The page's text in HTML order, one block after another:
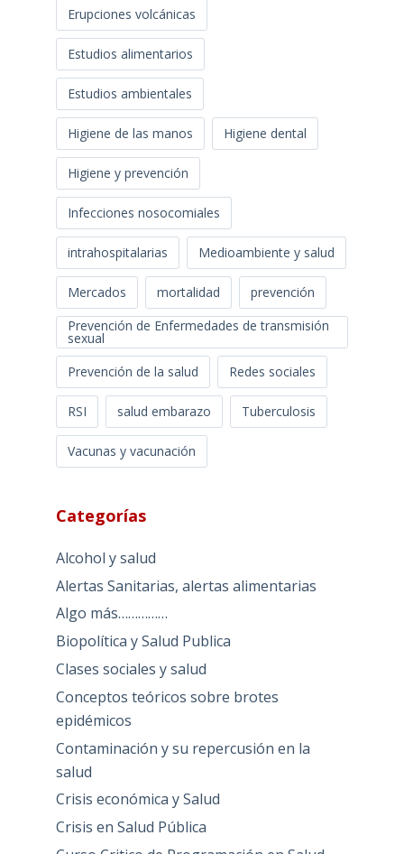
Erupciones volcánicas
Estudios alimentarios
Estudios ambientales
Higiene de las manos Higiene dental
Higiene y prevención
Infecciones nosocomiales
intrahospitalarias Medioambiente y salud
Mercados mortalidad
prevención
Prevención de Enfermedades de transmisión
sexual
Prevención de la salud
Redes sociales
RSI salud embarazo Tuberculosis
Vacunas y vacunación
Categorías
Alcohol y salud
Alertas Sanitarias, alertas alimentarias
Algo más……………
Biopolítica y Salud Publica
Clases sociales y salud
Conceptos teóricos sobre brotes
epidémicos
Contaminación y su repercusión en la
salud
Crisis económica y Salud
Crisis en Salud Pública